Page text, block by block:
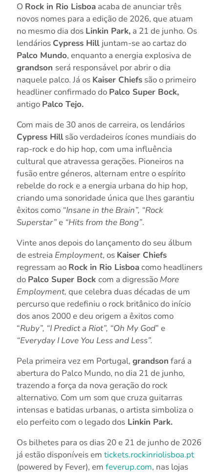
O Rock in Rio Lisboaacaba de anunciar três
novos nomes para a edição de 2026, que atuam
no mesmo dia dos Linkin Park,a 21 de junho. Os
lendários Cypress Hill juntam-se ao cartaz do
Palco Mundo, enquanto a energia explosiva de
grandson será responsável por abrir o dia
naquele palco. Já os Kaiser Chiefssão o primeiro
headliner confirmado do Palco Super Bock,
antigo Palco Tejo.
Com mais de 30 anos de carreira, os lendários
Cypress Hillsão verdadeiros ícones mundiais do
rap-rock e do hip hop, com uma influência
cultural que atravessa gerações. Pioneiros na
fusão entre géneros, alternam entre o espírito
rebelde do rock e a energia urbana do hip hop,
criando uma sonoridade única que lhes garantiu
êxitos como “Insane in the Brain”, “Rock
Superstar”e“Hits from the Bong”.
Vinte anos depois do lançamento do seu álbum
de estreia Employment, os Kaiser Chiefs
regressam ao Rock in Rio Lisboacomo headliners
do Palco Super Bock com a digressão More
Employment, que celebra duas décadas de um
percurso que redefiniu o rock britânico do início
dos anos 2000 e deu origem a êxitos como
“Ruby”, “I Predict a Riot”, “Oh My God” e
“Everyday I Love You Less and Less”.
Pela primeira vez em Portugal, grandson fará a
abertura do Palco Mundo, no dia 21 de junho,
trazendo a força da nova geração do rock
alternativo. Com um som que cruza guitarras
intensas e batidas urbanas, o artista simboliza o
elo perfeito com o legado dosLinkin Park.
Os bilhetes para os dias 20 e 21 de junho de 2026
já estão disponíveis em tickets.rockinriolisboa.pt
(powered by Fever), em feverup.com, nas lojas